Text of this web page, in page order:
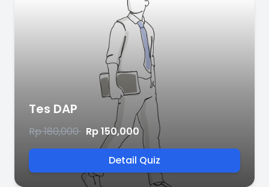
Tes DAP
Rp 180,000 Rp 150,000
Detail Quiz